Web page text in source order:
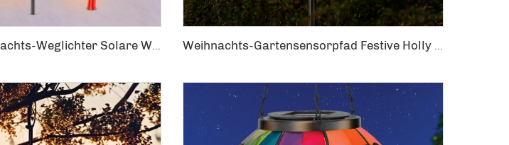
24x Solare Weihnachts-Weglichter Solare Weihnachtsdekorationen Außenbereich Weg